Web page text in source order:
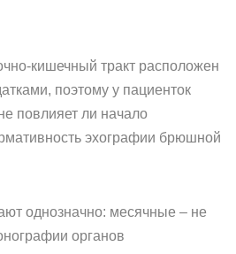
кишечный тракт расположен
поэтому у пациенток
повлияет ли начало
эхографии брюшной
однозначно: месячные – не
органов